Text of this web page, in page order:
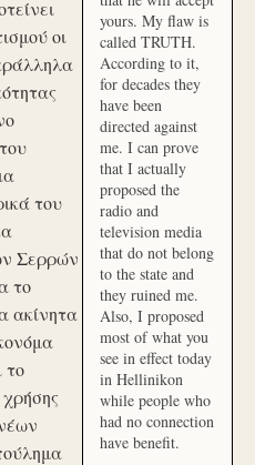
οι
του
Σερρών
το
ακίνητα
το
yours. My flaw is
called TRUTH.
According to it,
for decades they
have been
directed against
me. I can prove
that I actually
proposed the
radio and
television media
that do not belong
to the state and
they ruined me.
Also, I proposed
most of what you
see in effect today
in Hellinikon
while people who
had no connection
have benefit.